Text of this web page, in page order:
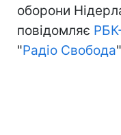
оборони
повідомляє
"Радіо Свобода